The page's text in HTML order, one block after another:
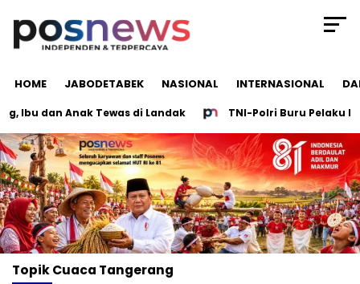
HOME JABODETABEK NASIONAL INTERNASIONAL
Ibu dan Anak Tewas di Landak TNI-Polri Buru Pelaku
TopikCuaca Tangerang